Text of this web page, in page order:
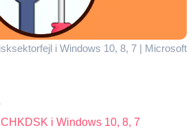
i Windows 10, 8, 7 | Microsoft
i Windows 10, 8, 7